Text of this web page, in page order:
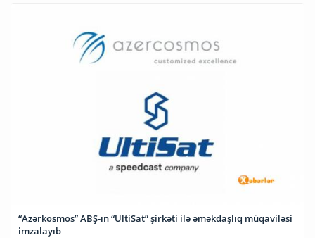
“Azərkosmos” ABŞ-ın “UltiSat” şirkəti ilə əməkdaşlıq müqaviləsi
imzalayıb